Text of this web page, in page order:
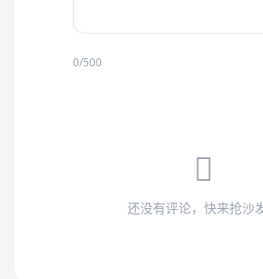
0/500
还没有评论，快来抢沙发